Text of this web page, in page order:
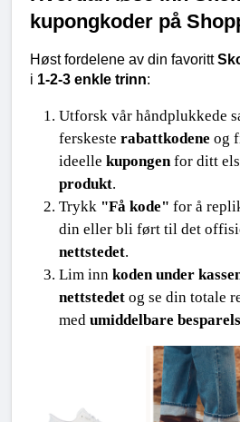
kupongkoder på
Høst fordelene av din favoritt
i 1-2-3 enkle trinn:
Utforsk vår håndplukkede
ferskeste rabattkodene og
ideelle kupongen for ditt
produkt.
Trykk "Få kode" for å
din eller bli ført til det
nettstedet.
Lim inn koden under
nettstedet og se din totale
med umiddelbare